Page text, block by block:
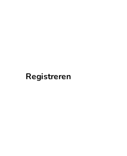
Registreren